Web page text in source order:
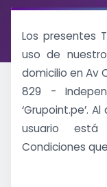
Los presentes
uso de
domicilio en Av
829 -
‘Grupoint.pe’.
usuario
Condiciones